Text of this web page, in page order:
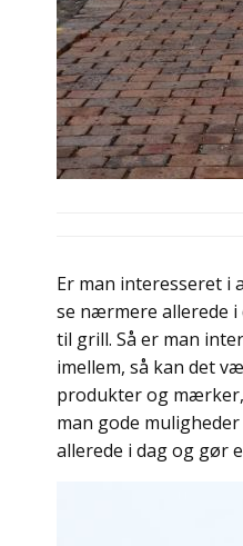
Er man interesseret i
se nærmere allerede
til grill. Så er man
imellem, så kan det
produkter og mærker,
man gode
allerede i dag og gør